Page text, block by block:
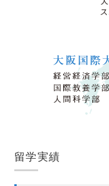
留学実績